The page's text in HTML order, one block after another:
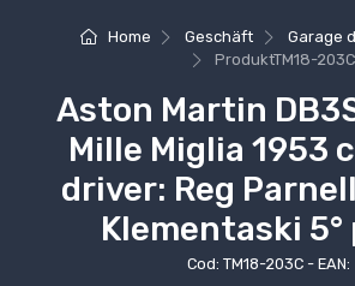
Home Geschäft
Garage
ProduktTM18-203C
Aston Martin
Mille Miglia 1953
driver: Reg
Klementaski 5°
Cod: TM18-203C - EAN: